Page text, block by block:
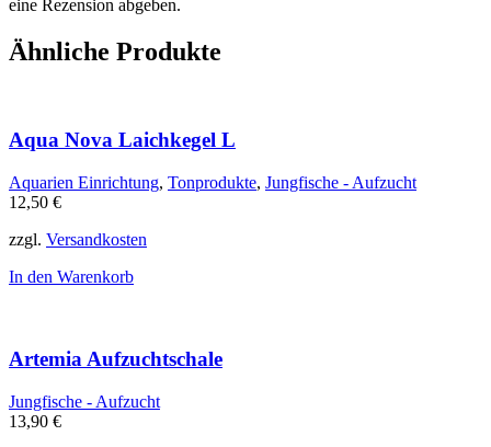
eine Rezension abgeben.
Ähnliche Produkte
Aqua Nova Laichkegel L
Aquarien Einrichtung, Tonprodukte, Jungfische - Aufzucht
12,50 €
zzgl. Versandkosten
In den Warenkorb
Artemia Aufzuchtschale
Jungfische - Aufzucht
13,90 €